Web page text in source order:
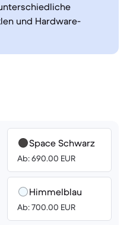
und Hardware-
Space Schwarz
Ab: 690.00 EUR
Himmelblau
Ab: 700.00 EUR